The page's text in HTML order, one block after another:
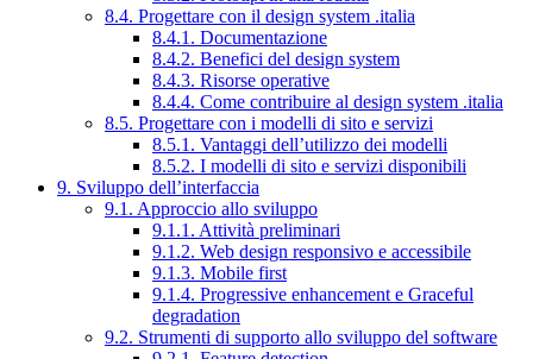
8.4. Progettare con il design system .italia
8.4.1. Documentazione
8.4.2. Benefici del design system
8.4.3. Risorse operative
8.4.4. Come contribuire al design system .italia
8.5. Progettare con i modelli di sito e servizi
8.5.1. Vantaggi dell’utilizzo dei modelli
8.5.2. I modelli di sito e servizi disponibili
9. Sviluppo dell’interfaccia
9.1. Approccio allo sviluppo
9.1.1. Attività preliminari
9.1.2. Web design responsivo e accessibile
9.1.3. Mobile first
9.1.4. Progressive enhancement e Graceful
degradation
9.2. Strumenti di supporto allo sviluppo del software